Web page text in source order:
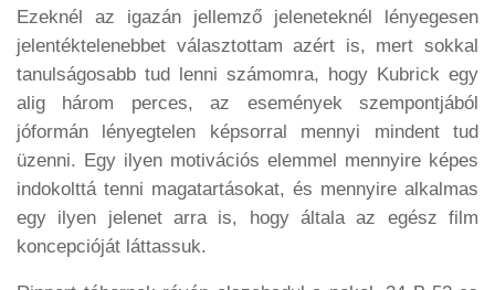
Ezeknél az igazán jellemző jeleneteknél lényegesen
jelentéktelenebbet választottam azért is, mert sokkal
tanulságosabb tud lenni számomra, hogy Kubrick egy
alig három perces, az események szempontjából
jóformán lényegtelen képsorral mennyi mindent tud
üzenni. Egy ilyen motivációs elemmel mennyire képes
indokolttá tenni magatartásokat, és mennyire alkalmas
egy ilyen jelenet arra is, hogy általa az egész film
koncepcióját láttassuk.